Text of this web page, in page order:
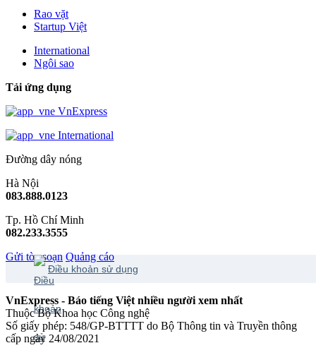
Rao vặt
Startup Việt
International
Ngôi sao
Tải ứng dụng
VnExpress
International
Đường dây nóng
Hà Nội
083.888.0123
Tp. Hồ Chí Minh
082.233.3555
Gửi tòa soạn Quảng cáo
Điều khoản sử dụng
VnExpress - Báo tiếng Việt nhiều người xem nhất
Thuộc Bộ Khoa học Công nghệ
Số giấy phép: 548/GP-BTTTT do Bộ Thông tin và Truyền thông
cấp ngày 24/08/2021